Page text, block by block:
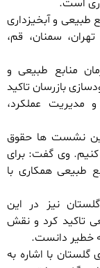
است.
طبیعی و آبخیزداری
سمنان، قم،
منابع طبیعی و
بازرسان تاکید
مدیریت عملکرد،
نشست ها حقوق
کنیم. وی گفت: برای
طبیعی همکاری با
نیز در این
تاکید کرد و نقش
خطیر دانست.
گلستان با اشاره به